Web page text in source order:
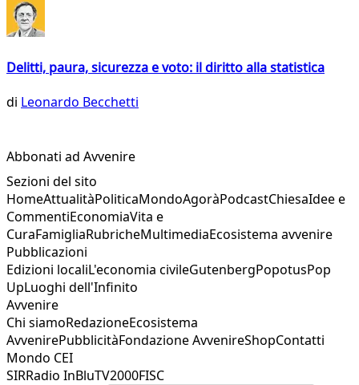
Delitti, paura, sicurezza e voto: il diritto alla statistica
di Leonardo Becchetti
Abbonati ad Avvenire
Sezioni del sito
HomeAttualitàPoliticaMondoAgoràPodcastChiesaIdee e
CommentiEconomiaVita e
CuraFamigliaRubricheMultimediaEcosistema avvenire
Pubblicazioni
Edizioni localiL'economia civileGutenbergPopotusPop
UpLuoghi dell'Infinito
Avvenire
Chi siamoRedazioneEcosistema
AvvenirePubblicitàFondazione AvvenireShopContatti
Mondo CEI
SIRRadio InBluTV2000FISC